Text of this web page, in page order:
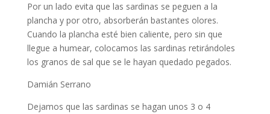
Por un lado evita que las sardinas se peguen a la
plancha y por otro, absorberán bastantes olores.
Cuando la plancha esté bien caliente, pero sin que
llegue a humear, colocamos las sardinas retirándoles
los granos de sal que se le hayan quedado pegados.
Damián Serrano
Dejamos que las sardinas se hagan unos 3 o 4